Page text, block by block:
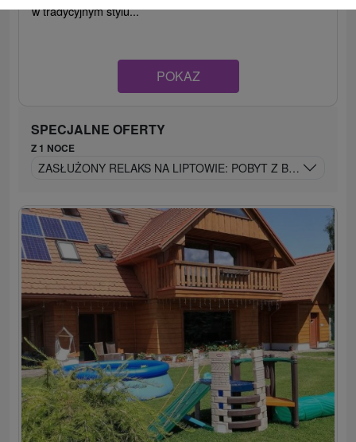
w tradycyjnym stylu...
POKAZ
SPECJALNE OFERTY
Z 1 NOCE
ZASŁUŻONY RELAKS NA LIPTOWIE: POBYT Z BASENEM I